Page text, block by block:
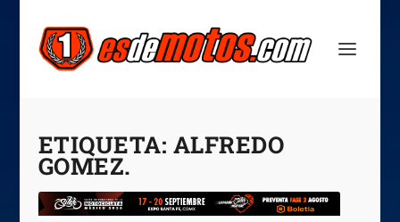
ETIQUETA: ALFREDO
GOMEZ.